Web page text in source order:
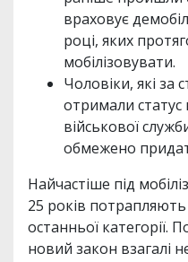
враховує
році, яких
мобілізовувати.
Чоловіки, які за
отримали
військової
обмежено
Найчастіше під
25 років
останньої категорії.
новий закон взагалі